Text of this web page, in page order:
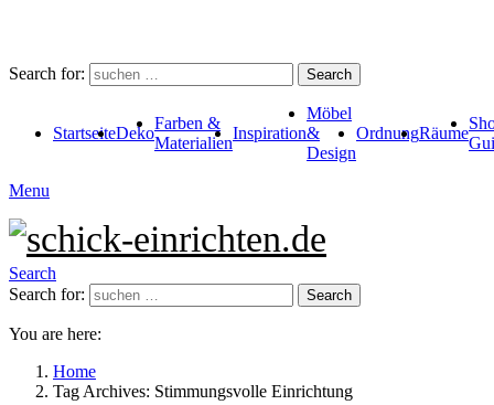
Search for: Search
StartseiteDeko
Farben &
Materialien
Inspiration
Möbel
&
Design
OrdnungRäume
Menu
Search
Search for:
Search
You are here:
Home
Tag Archives: Stimmungsvolle Einrichtung